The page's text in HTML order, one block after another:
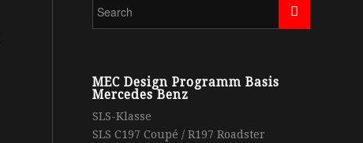
MEC Design Programm Basis
Mercedes Benz
SLS-Klasse
SLS C197 Coupé / R197 Roadster